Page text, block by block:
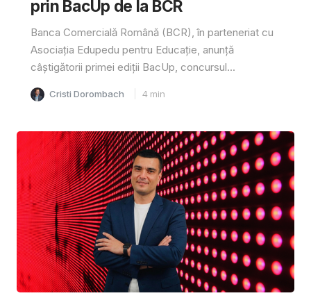
prin BacUp de la BCR
Banca Comercială Română (BCR), în parteneriat cu
Asociația Edupedu pentru Educație, anunță
câștigătorii primei ediții BacUp, concursul...
Cristi Dorombach 4 min